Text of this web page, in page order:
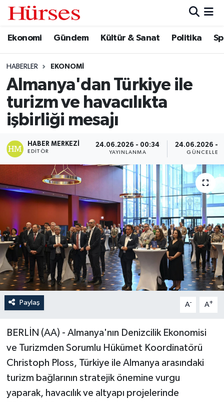
Ekonomi Gündem Kültür & Sanat Politika
HABERLER EKONOMI
Almanya'dan Türkiye ile
turizm ve havacılıkta
işbirliği mesajı
HABER MERKEZI
EDITÖR
24.06.2026 - 00:34
YAYINLANMA
24.06.2026 -
Paylaş A- A+
BERLİN (AA) - Almanya'nın Denizcilik Ekonomisi
ve Turizmden Sorumlu Hükümet Koordinatörü
Christoph Ploss, Türkiye ile Almanya arasındaki
turizm bağlarının stratejik önemine vurgu
yaparak, havacılık ve altyapı projelerinde
Ekonomi
Gündem
Kültür & Sanat
Politika
Spor
Turizm
Hava Durumu
Trafik Durumu
Süper Lig Puan Durumu ve Fikstür
Tüm Manşetler
Son Dakika Haberleri
Haber Arşivi